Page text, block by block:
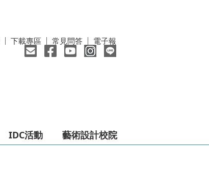
下載專區 常見問答 電子報
IDC活動 藝術設計校院